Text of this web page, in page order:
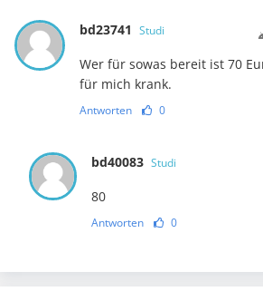
bd23741 Studi
Wer für sowas bereit ist 70
für mich krank.
Antworten 0
bd40083 Studi
80
Antworten 0